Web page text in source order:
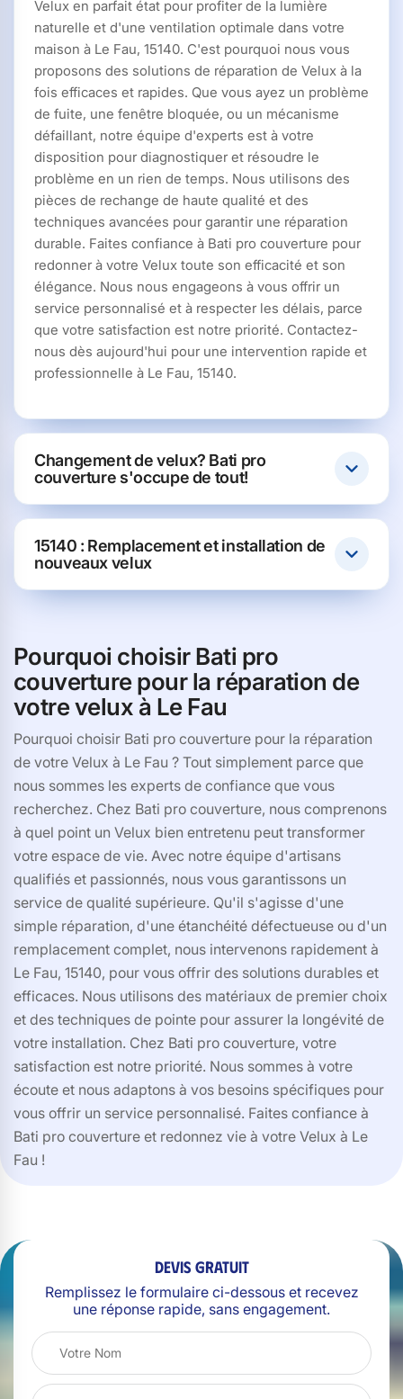
Velux en parfait état pour profiter de la lumière
naturelle et d'une ventilation optimale dans votre
maison à Le Fau, 15140. C'est pourquoi nous vous
proposons des solutions de réparation de Velux à la
fois efficaces et rapides. Que vous ayez un problème
de fuite, une fenêtre bloquée, ou un mécanisme
défaillant, notre équipe d'experts est à votre
disposition pour diagnostiquer et résoudre le
problème en un rien de temps. Nous utilisons des
pièces de rechange de haute qualité et des
techniques avancées pour garantir une réparation
durable. Faites confiance à Bati pro couverture pour
redonner à votre Velux toute son efficacité et son
élégance. Nous nous engageons à vous offrir un
service personnalisé et à respecter les délais, parce
que votre satisfaction est notre priorité. Contactez-
nous dès aujourd'hui pour une intervention rapide et
professionnelle à Le Fau, 15140.
Changement de velux? Bati pro
couverture s'occupe de tout!
15140 : Remplacement et installation de
nouveaux velux
Pourquoi choisir Bati pro
couverture pour la réparation de
votre velux à Le Fau
Pourquoi choisir Bati pro couverture pour la réparation
de votre Velux à Le Fau ? Tout simplement parce que
nous sommes les experts de confiance que vous
recherchez. Chez Bati pro couverture, nous comprenons
à quel point un Velux bien entretenu peut transformer
votre espace de vie. Avec notre équipe d'artisans
qualifiés et passionnés, nous vous garantissons un
service de qualité supérieure. Qu'il s'agisse d'une
simple réparation, d'une étanchéité défectueuse ou d'un
remplacement complet, nous intervenons rapidement à
Le Fau, 15140, pour vous offrir des solutions durables et
efficaces. Nous utilisons des matériaux de premier choix
et des techniques de pointe pour assurer la longévité de
votre installation. Chez Bati pro couverture, votre
satisfaction est notre priorité. Nous sommes à votre
écoute et nous adaptons à vos besoins spécifiques pour
vous offrir un service personnalisé. Faites confiance à
Bati pro couverture et redonnez vie à votre Velux à Le
Fau !
Devis gratuit
Remplissez le formulaire ci-dessous et recevez
une réponse rapide, sans engagement.